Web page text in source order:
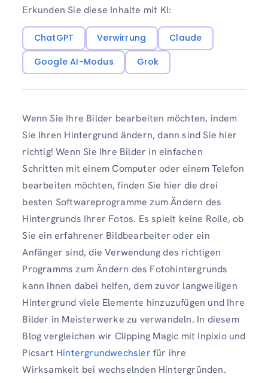
Erkunden Sie diese Inhalte mit KI:
ChatGPT Verwirrung
Claude
Google AI-Modus
Grok
Wenn Sie Ihre Bilder bearbeiten möchten, indem
Sie Ihren Hintergrund ändern, dann sind Sie hier
richtig! Wenn Sie Ihre Bilder in einfachen
Schritten mit einem Computer oder einem Telefon
bearbeiten möchten, finden Sie hier die drei
besten Softwareprogramme zum Ändern des
Hintergrunds Ihrer Fotos. Es spielt keine Rolle, ob
Sie ein erfahrener Bildbearbeiter oder ein
Anfänger sind, die Verwendung des richtigen
Programms zum Ändern des Fotohintergrunds
kann Ihnen dabei helfen, dem zuvor langweiligen
Hintergrund viele Elemente hinzuzufügen und Ihre
Bilder in Meisterwerke zu verwandeln. In diesem
Blog vergleichen wir Clipping Magic mit Inpixio und
Picsart Hintergrundwechsler für ihre
Wirksamkeit bei wechselnden Hintergründen.